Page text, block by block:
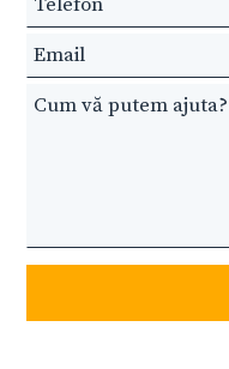
field
blank